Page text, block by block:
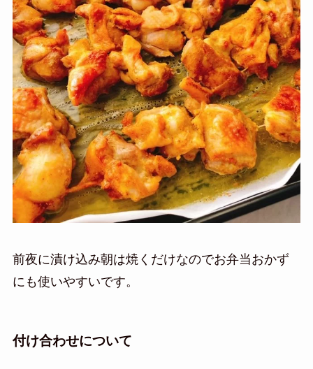
前夜に漬け込み朝は焼くだけなのでお弁当おかず
にも使いやすいです。
付け合わせについて